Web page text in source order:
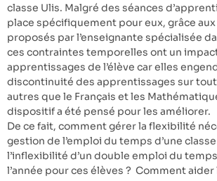
classe Ulis. Malgré des séances
place spécifiquement pour eux, grâce
proposés par l’enseignante spécialisée
ces contraintes temporelles ont un
apprentissages de l’élève car elles
discontinuité des apprentissages sur
autres que le Français et les
dispositif a été pensé pour les améliorer.
De ce fait, comment gérer la flexibilité
gestion de l’emploi du temps d’une
l’inflexibilité d’un double emploi du
l’année pour ces élèves ? Comment